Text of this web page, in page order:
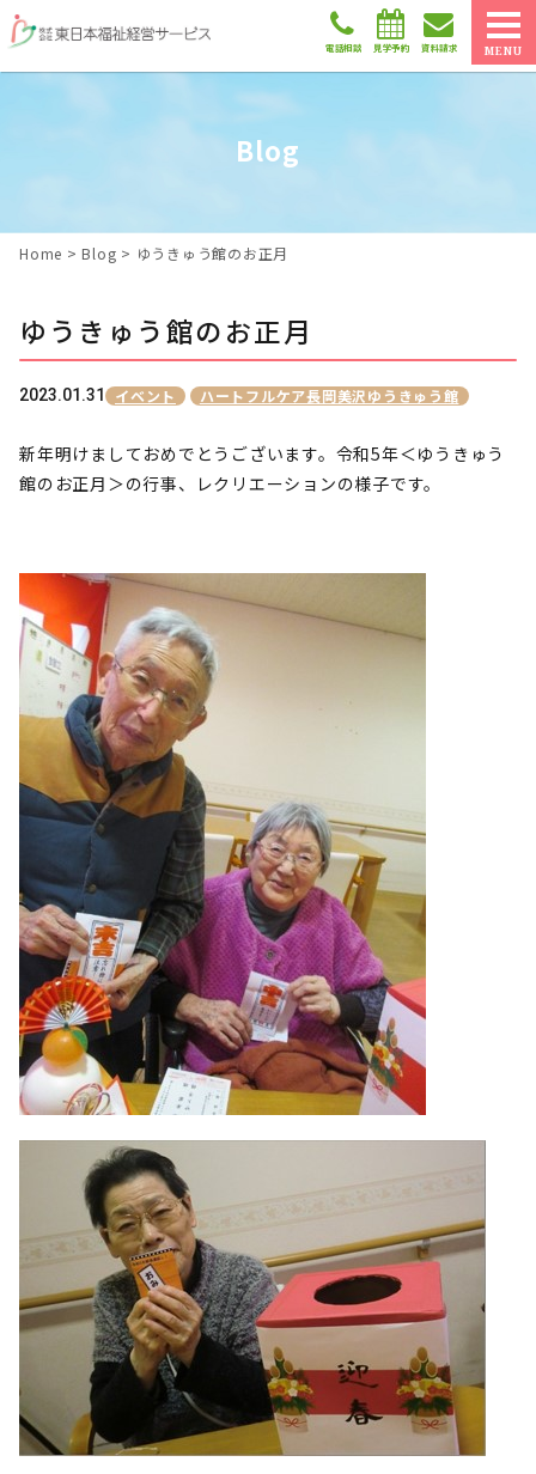
MENU
電話相談 見学予約 資料請求
Blog
Home > Blog > ゆうきゅう館のお正月
ゆうきゅう館のお正月
2023.01.31 イベント ハートフルケア長岡美沢ゆうきゅう館
新年明けましておめでとうございます。令和5年＜ゆうきゅう
館のお正月＞の行事、レクリエーションの様子です。